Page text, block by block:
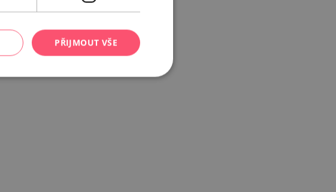
PŘIJMOUT VŠE